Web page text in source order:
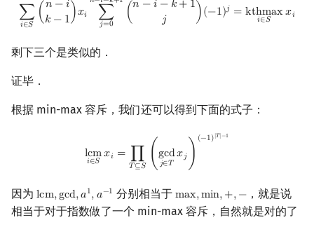
∑
𝑖∈𝑆
( 𝑛 −𝑖
𝑘 − 1 )𝑥𝑖 ∑
𝑗=0
(𝑛 −𝑖 − 𝑘+ 1
𝑗
)(−1)𝑗 = kthmax
𝑖∈𝑆 𝑥𝑖
剩下三个是类似的．
证毕．
根据 min-max 容斥，我们还可以得到下面的式子：
lcm
𝑖∈𝑆 𝑥𝑖 = ∏
𝑇⊆𝑆
( gcd
𝑗∈𝑇
𝑥𝑗 )
(−1)|𝑇|−1
(gcd Tx j)(−1)|T
因为 lcm,gcd,𝑎1,𝑎−1
lcm,gcd,a1,a−1 分别相当于 max,min,+,−
max,min,+,−
，就是说
相当于对于指数做了一个 min-max 容斥，自然就是对的了